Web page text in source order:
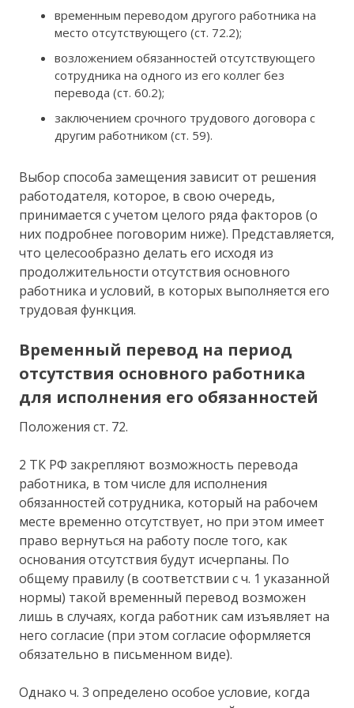
временным переводом другого работника на
место отсутствующего (ст. 72.2);
возложением обязанностей отсутствующего
сотрудника на одного из его коллег без
перевода (ст. 60.2);
заключением срочного трудового договора с
другим работником (ст. 59).
Выбор способа замещения зависит от решения
работодателя, которое, в свою очередь,
принимается с учетом целого ряда факторов (о
них подробнее поговорим ниже). Представляется,
что целесообразно делать его исходя из
продолжительности отсутствия основного
работника и условий, в которых выполняется его
трудовая функция.
Временный перевод на период
отсутствия основного работника
для исполнения его обязанностей
Положения ст. 72.
2 ТК РФ закрепляют возможность перевода
работника, в том числе для исполнения
обязанностей сотрудника, который на рабочем
месте временно отсутствует, но при этом имеет
право вернуться на работу после того, как
основания отсутствия будут исчерпаны. По
общему правилу (в соответствии с ч. 1 указанной
нормы) такой временный перевод возможен
лишь в случаях, когда работник сам изъявляет на
него согласие (при этом согласие оформляется
обязательно в письменном виде).
Однако ч. 3 определено особое условие, когда